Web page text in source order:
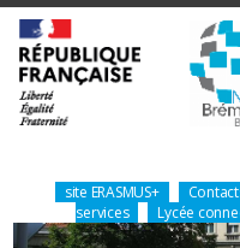
site ERASMUS+
services
Lycée